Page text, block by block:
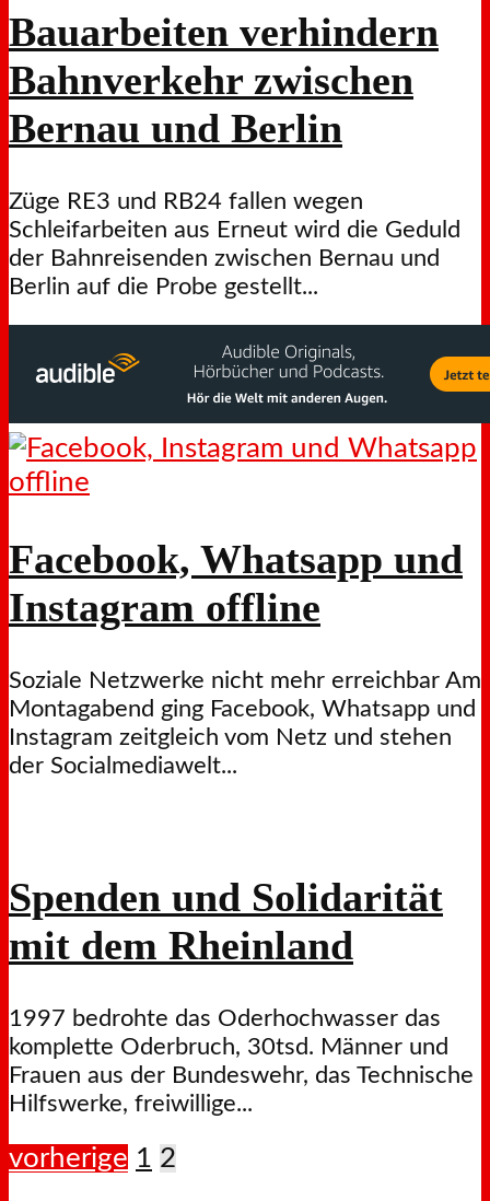
Bauarbeiten verhindern
Bahnverkehr zwischen
Bernau und Berlin
Züge RE3 und RB24 fallen wegen
Schleifarbeiten aus Erneut wird die Geduld
der Bahnreisenden zwischen Bernau und
Berlin auf die Probe gestellt...
Facebook, Whatsapp und
Instagram offline
Soziale Netzwerke nicht mehr erreichbar Am
Montagabend ging Facebook, Whatsapp und
Instagram zeitgleich vom Netz und stehen
der Socialmediawelt...
Spenden und Solidarität
mit dem Rheinland
1997 bedrohte das Oderhochwasser das
komplette Oderbruch, 30tsd. Männer und
Frauen aus der Bundeswehr, das Technische
Hilfswerke, freiwillige...
vorherige 1 2